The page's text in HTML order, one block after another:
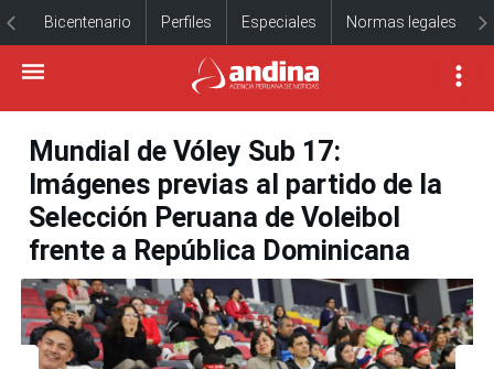
Bicentenario Perfiles Especiales Normas legales
Mundial de Vóley Sub 17:
Imágenes previas al partido de la
Selección Peruana de Voleibol
frente a República Dominicana